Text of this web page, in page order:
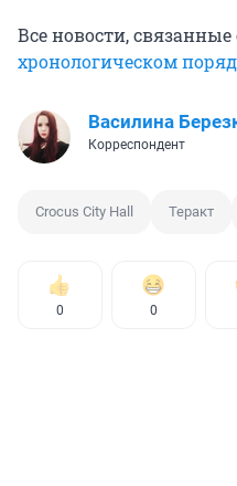
Все новости, связанные
хронологическом
Василина
Корреспондент
Crocus City Hall Теракт
0 0